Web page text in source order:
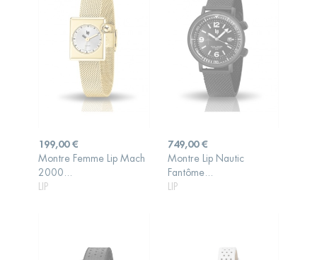
Prix
199,00 €
Montre Femme Lip Mach
2000...
LIP
AJOUTER AU
Prix
749,00 €
Montre Lip Nautic
Fantôme...
LIP
AJOUTER AU
PANIER